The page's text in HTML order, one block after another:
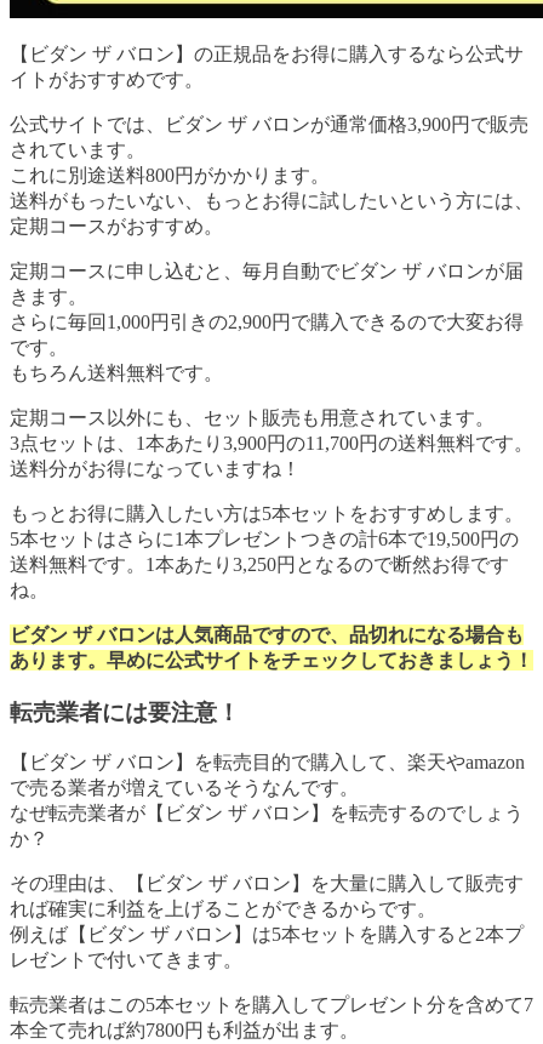
【ビダン ザ バロン】 の正規品をお得に購入するなら公式サ
イトがおすすめです。
公式サイトでは、ビダン ザ バロンが通常価格3,900円で販売
されています。
これに別途送料800円がかかります。
送料がもったいない、もっとお得に試したいという方には、
定期コースがおすすめ。
定期コースに申し込むと、毎月自動でビダン ザ バロンが届
きます。
さらに毎回1,000円引きの2,900円で購入できるので大変お得
です。
もちろん送料無料です。
定期コース以外にも、セット販売も用意されています。
3点セットは、1本あたり3,900円の11,700円の送料無料です。
送料分がお得になっていますね！
もっとお得に購入したい方は5本セットをおすすめします。
5本セットはさらに1本プレゼントつきの計6本で19,500円の
送料無料です。1本あたり3,250円となるので断然お得です
ね。
ビダン ザ バロンは人気商品ですので、品切れになる場合も
あります。早めに公式サイトをチェックしておきましょう！
転売業者には要注意！
【ビダン ザ バロン】
を転売目的で購入して、楽天やamazon
で売る業者が増えているそうなんです。
なぜ転売業者が 【ビダン ザ バロン】
を転売するのでしょう
か？
その理由は、 【ビダン ザ バロン】
を大量に購入して販売す
れば確実に利益を上げることができるからです。
例えば 【ビダン ザ バロン】 は5本セットを購入すると2本プ
レゼントで付いてきます。
転売業者はこの5本セットを購入してプレゼント分を含めて7
本全て売れば約7800円も利益が出ます。